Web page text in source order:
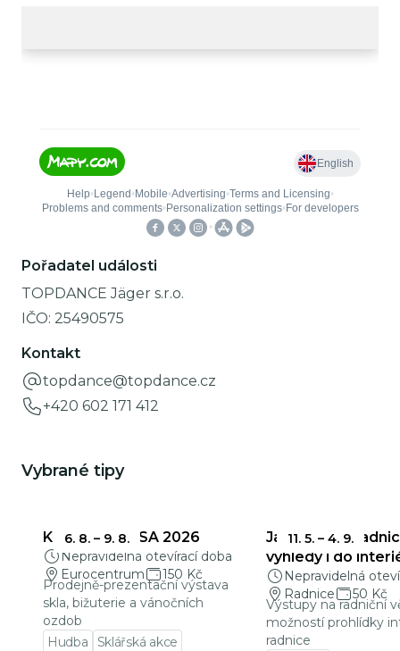
Pořadatel události
TOPDANCE Jäger s.r.o.
IČO: 25490575
Kontakt
topdance@topdance.cz
+420 602 171 412
Vybrané tipy
6. 8. – 9. 8.
KŘEHKÁ KRÁSA 2026
Nepravidelná otevírací doba
Eurocentrum
150 Kč
Prodejně-prezentační výstava
skla, bižuterie a vánočních
ozdob
Hudba
Sklářská akce
11. 5. – 4. 9.
Jablonecká
výhledy i do
Nepravidelná
Radnice
50 Kč
Výstupy na radniční
možností prohlídky
radnice